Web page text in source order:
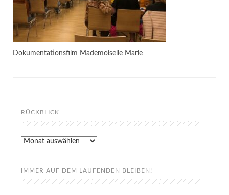
Dokumentationsfilm Mademoiselle Marie
RÜCKBLICK
Rückblick
IMMER AUF DEM LAUFENDEN BLEIBEN!